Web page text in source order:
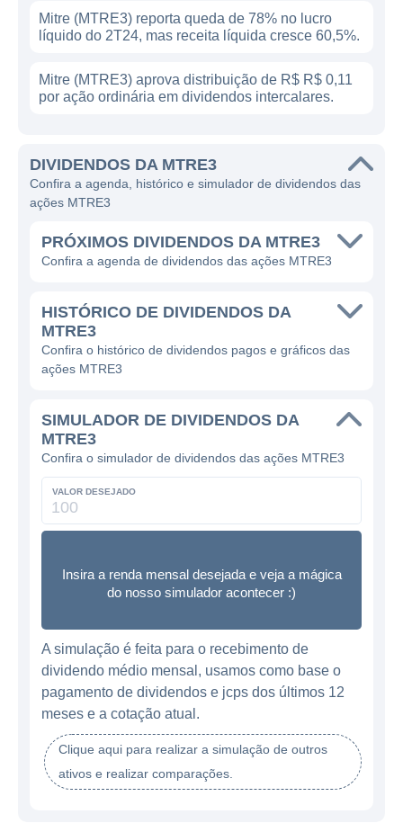
Mitre (MTRE3) reporta queda de 78% no lucro
líquido do 2T24, mas receita líquida cresce 60,5%.
Mitre (MTRE3) aprova distribuição de R$ R$ 0,11
por ação ordinária em dividendos intercalares.
DIVIDENDOS DA MTRE3
Confira a agenda, histórico e simulador de dividendos das
ações MTRE3
PRÓXIMOS DIVIDENDOS DA MTRE3
Confira a agenda de dividendos das ações MTRE3
HISTÓRICO DE DIVIDENDOS DA
MTRE3
Confira o histórico de dividendos pagos e gráficos das
ações MTRE3
SIMULADOR DE DIVIDENDOS DA
MTRE3
Confira o simulador de dividendos das ações MTRE3
VALOR DESEJADO
Insira a renda mensal desejada e veja a mágica
do nosso simulador acontecer :)
A simulação é feita para o recebimento de
dividendo médio mensal, usamos como base o
pagamento de dividendos e jcps dos últimos 12
meses e a cotação atual.
Clique aqui para realizar a simulação de outros
ativos e realizar comparações.